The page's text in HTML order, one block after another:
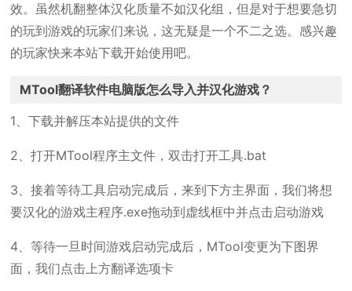
效。虽然机翻整体汉化质量不如汉化组，但是对于想要急切
的玩到游戏的玩家们来说，这无疑是一个不二之选。感兴趣
的玩家快来本站下载开始使用吧。
MTool翻译软件电脑版怎么导入并汉化游戏？
1、下载并解压本站提供的文件
2、打开MTool程序主文件，双击打开工具.bat
3、接着等待工具启动完成后，来到下方主界面，我们将想
要汉化的游戏主程序.exe拖动到虚线框中并点击启动游戏
4、等待一旦时间游戏启动完成后，MTool变更为下图界
面，我们点击上方翻译选项卡